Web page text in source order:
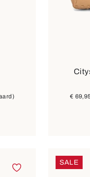
€
SALE